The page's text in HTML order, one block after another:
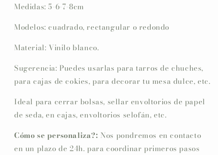
Medidas: 5-6-7-8cm
Modelos: cuadrado, rectangular o redondo
Material: Vinilo blanco.
Sugerencia: Puedes usarlas para tarros de chuches,
para cajas de cokies, para decorar tu mesa dulce, etc.
Ideal para cerrar bolsas, sellar envoltorios de papel
de seda, en cajas, envoltorios selofán, etc.
Cómo se personaliza?: Nos pondremos en contacto
en un plazo de 24h. para coordinar primeros pasos